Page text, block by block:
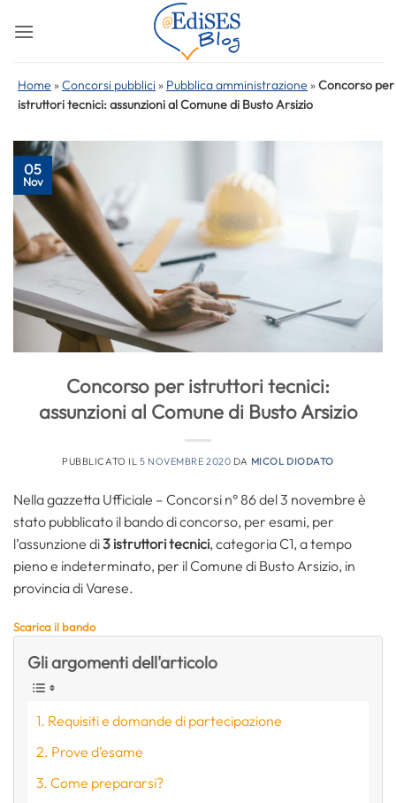
Home »Concorsi pubblici » Pubblica amministrazione »Concorso per
istruttori tecnici: assunzioni al Comune di Busto Arsizio
05
Nov
Concorso per istruttori tecnici:
assunzioni al Comune di Busto Arsizio
PUBBLICATO IL 5 NOVEMBRE 2020 DA MICOL DIODATO
Nella gazzetta Ufficiale – Concorsi n° 86 del 3 novembre è
stato pubblicato il bando di concorso, per esami, per
l’assunzione di3 istruttori tecnici, categoria C1, a tempo
pieno e indeterminato, per il Comune di Busto Arsizio, in
provincia di Varese.
Scarica il bando
Gli argomenti dell'articolo
Requisiti e domande di partecipazione
Prove d’esame
Come prepararsi?